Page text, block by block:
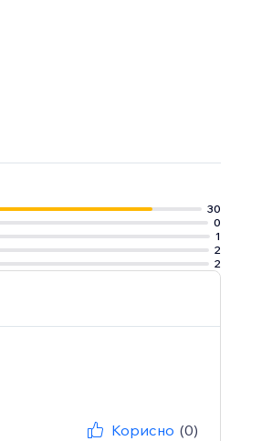
30
0
1
2
2
Корисно (0)